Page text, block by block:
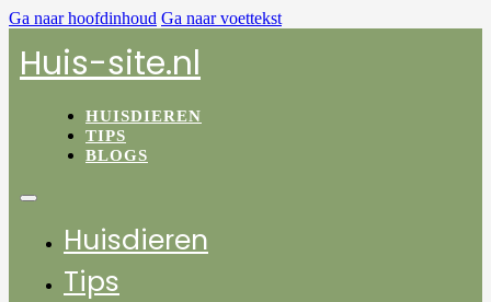
Ga naar hoofdinhoud Ga naar voettekst
Huis-site.nl
HUISDIEREN
TIPS
BLOGS
Huisdieren
Tips